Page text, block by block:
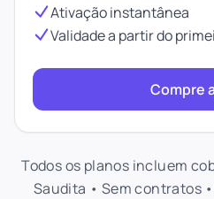
Ativação instantânea
Validade a partir do
Compre
Todos os planos incluem
Saudita • Sem contratos